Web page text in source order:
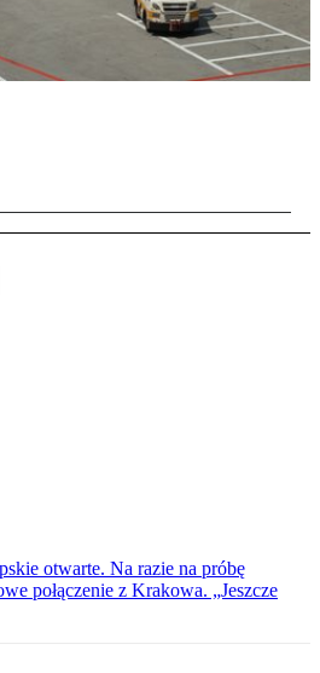
otwarte. Na razie na próbę
połączenie z Krakowa. „Jeszcze